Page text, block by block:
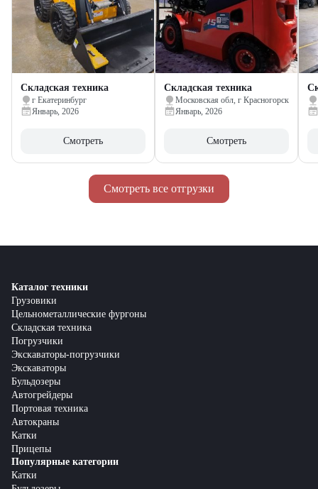
Смотреть все отгрузки
Складская техника
г Екатеринбург
Январь, 2026
Смотреть
Складская техника
Московская обл, г Красногорск
Январь, 2026
Смотреть
Каталог техники
Грузовики
Цельнометаллические фургоны
Складская техника
Погрузчики
Экскаваторы-погрузчики
Экскаваторы
Бульдозеры
Автогрейдеры
Портовая техника
Автокраны
Катки
Прицепы
Популярные категории
Катки